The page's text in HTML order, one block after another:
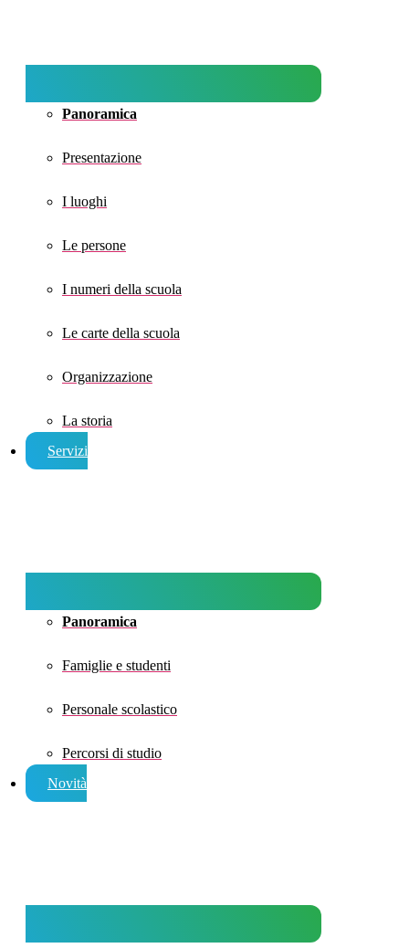
Panoramica
Presentazione
I luoghi
Le persone
I numeri della scuola
Le carte della scuola
Organizzazione
La storia
Servizi
Panoramica
Famiglie e studenti
Personale scolastico
Percorsi di studio
Novità